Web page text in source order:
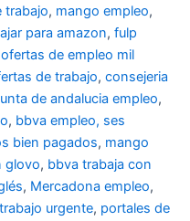
trabajo, mango empleo,
para amazon, fulp
ofertas de empleo mil
de trabajo, consejeria
de andalucia empleo,
, bbva empleo, ses
bien pagados, mango
glovo, bbva trabaja con
, Mercadona empleo,
urgente, portales de